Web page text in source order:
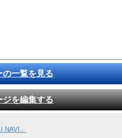
の一覧を見る
ジを編集する
NAVI」